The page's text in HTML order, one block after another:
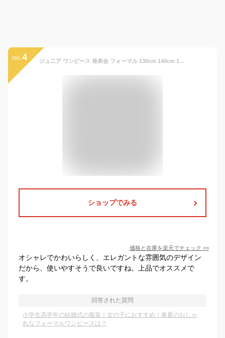
no. 4 ジュニア ワンピース 発表会 フォーマル 130cm 140cm 150cm 160cm 165cm ジュニアドレス 子供 ドレス ピアノ発表会 女の子 [ 中学生 ドレス シンプル 結婚式 コンクール 上品 ネイビー ブルー ボルドー 赤 サバンナ ]
ショップでみる
価格と在庫を楽天でチェック >>
オシャレでかわいらしく、エレガントな雰囲気のデザイン
だから、使いやすそうで良いですね。上品でオススメで
す。
回答された質問
小学生高学年の結婚式の服装｜女の子におすすめ！春夏のおしゃ
れなフォーマルワンピースは？